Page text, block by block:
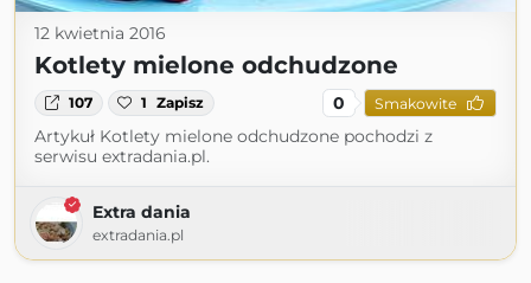
12 kwietnia 2016
Kotlety mielone odchudzone
107 1 Zapisz 0 Smakowite
Artykuł Kotlety mielone odchudzone pochodzi z
serwisu extradania.pl.
Extra dania
extradania.pl